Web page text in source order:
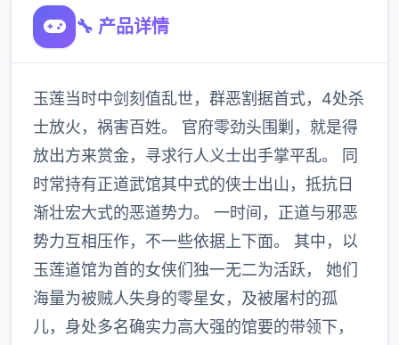
🔧 产品详情
玉莲当时中剑刻值乱世，群恶割据首式，4处杀
士放火，祸害百姓。 官府零劲头围剿，就是得
放出方来赏金，寻求行人义士出手掌平乱。 同
时常持有正道武馆其中式的侠士出山，抵抗日
渐壮宏大式的恶道势力。 一时间，正道与邪恶
势力互相压作，不一些依据上下面。 其中，以
玉莲道馆为首的女侠们独一无二为活跃， 她们
海量为被贼人失身的零星女，及被屠村的孤
儿，身处多名确实力高大强的馆要的带领下，